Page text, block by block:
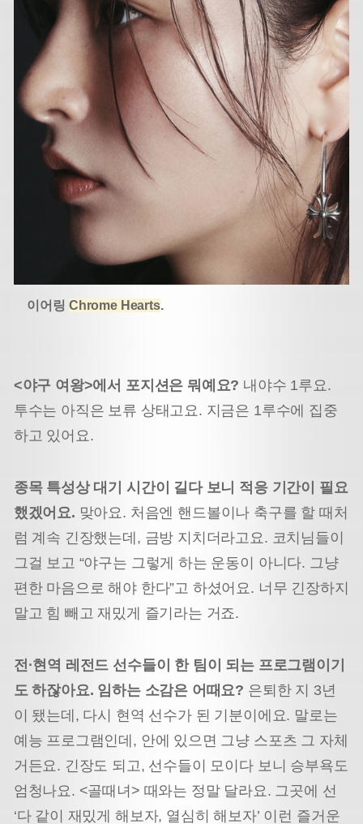
이어링 Chrome Hearts.
<야구 여왕>에서 포지션은 뭐예요? 내야수 1루요.
투수는 아직은 보류 상태고요. 지금은 1루수에 집중
하고 있어요.
종목 특성상 대기 시간이 길다 보니 적응 기간이 필요
했겠어요. 맞아요. 처음엔 핸드볼이나 축구를 할 때처
럼 계속 긴장했는데, 금방 지치더라고요. 코치님들이
그걸 보고 “야구는 그렇게 하는 운동이 아니다. 그냥
편한 마음으로 해야 한다”고 하셨어요. 너무 긴장하지
말고 힘 빼고 재밌게 즐기라는 거죠.
전·현역 레전드 선수들이 한 팀이 되는 프로그램이기
도 하잖아요. 임하는 소감은 어때요? 은퇴한 지 3년
이 됐는데, 다시 현역 선수가 된 기분이에요. 말로는
예능 프로그램인데, 안에 있으면 그냥 스포츠 그 자체
거든요. 긴장도 되고, 선수들이 모이다 보니 승부욕도
엄청나요. <골때녀> 때와는 정말 달라요. 그곳에 선
‘다 같이 재밌게 해보자, 열심히 해보자’ 이런 즐거운